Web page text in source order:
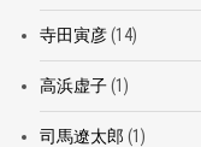
寺田寅彦(14)
高浜虚子(1)
司馬遼太郎 (1)